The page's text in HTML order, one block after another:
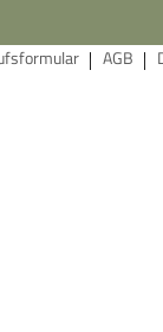
AGB